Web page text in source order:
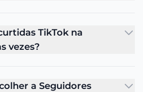
TikTok na
vezes?
a Seguidores